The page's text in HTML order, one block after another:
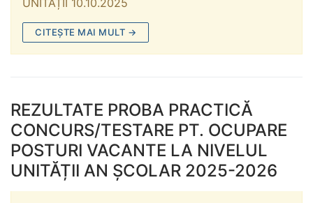
CITEȘTE MAI MULT →
REZULTATE PROBA PRACTICĂ
CONCURS/TESTARE PT. OCUPARE
POSTURI VACANTE LA NIVELUL
UNITĂȚII AN ȘCOLAR 2025-2026